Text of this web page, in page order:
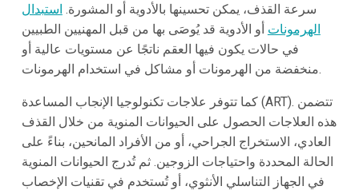
سرعة القذف، يمكن تحسينها بالأدوية أو المشورة. استبدال
الهرمونات أو الأدوية قد يُوصَى بها من قبل المهنيين الطبيين
في حالات يكون فيها العقم ناتجًا عن مستويات عالية أو
منخفضة من الهرمونات أو مشاكل في استخدام الهرمونات.
كما تتوفر علاجات تكنولوجيا الإنجاب المساعدة (ART). تتضمن
هذه العلاجات الحصول على الحيوانات المنوية من خلال القذف
العادي، الاستخراج الجراحي، أو من الأفراد المانحين، بناءً على
الحالة المحددة واحتياجات الزوجين. ثم تُدرج الحيوانات المنوية
في الجهاز التناسلي الأنثوي، أو تُستخدم في تقنيات الإخصاب